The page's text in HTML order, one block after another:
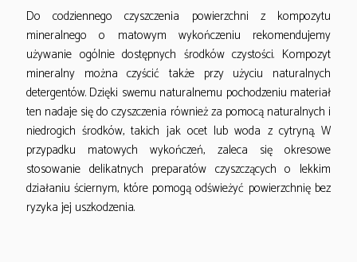
Do codziennego czyszczenia powierzchni z kompozytu
mineralnego o matowym wykończeniu rekomendujemy
używanie ogólnie dostępnych środków czystości. Kompozyt
mineralny można czyścić także przy użyciu naturalnych
detergentów. Dzięki swemu naturalnemu pochodzeniu materiał
ten nadaje się do czyszczenia również za pomocą naturalnych i
niedrogich środków, takich jak ocet lub woda z cytryną. W
przypadku matowych wykończeń, zaleca się okresowe
stosowanie delikatnych preparatów czyszczących o lekkim
działaniu ściernym, które pomogą odświeżyć powierzchnię bez
ryzyka jej uszkodzenia.